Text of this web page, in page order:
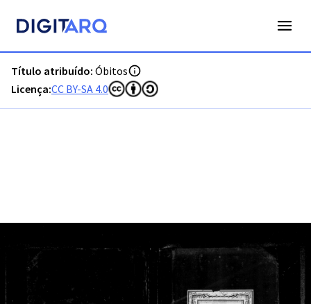
Título atribuído: Óbitos
Licença:CC BY-SA 4.0